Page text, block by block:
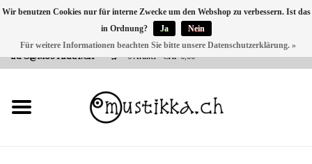
VERSANDKOSTEN 0 CHF INNERHALB CH | INT. VERSAND ÜBER
INFO@MUSTIKKA.CH
0 Artikel - CHF 0,00
NEU BEI UNS
SHOP - A PIECE OF
FINLAND FOR YOU
Wir benutzen Cookies nur für interne Zwecke um den Webshop zu verbessern. Ist das
in Ordnung?
Ja
Nein
Für weitere Informationen beachten Sie bitte unsere Datenschutzerklärung. »